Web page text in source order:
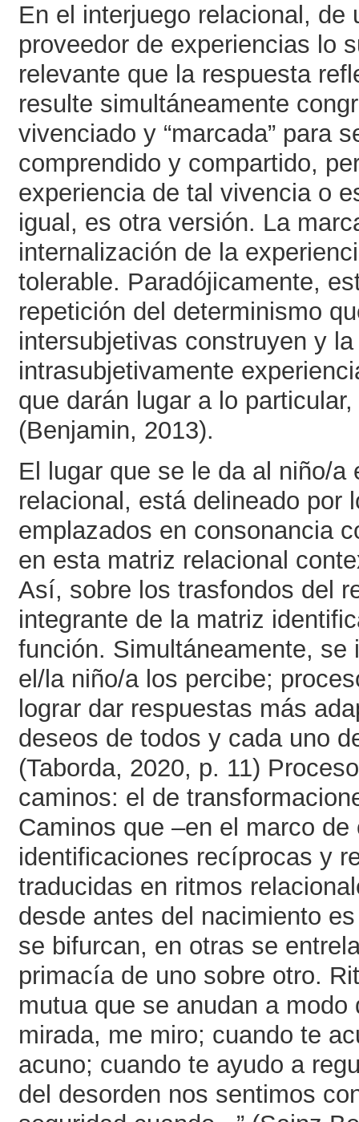
En el interjuego relacional, de
proveedor de experiencias lo
relevante que la respuesta
resulte simultáneamente
vivenciado y “marcada” para
comprendido y compartido,
experiencia de tal vivencia o
igual, es otra versión. La
internalización de la
tolerable. Paradójicamente,
repetición del determinismo
intersubjetivas construyen y
intrasubjetivamente
que darán lugar a lo
(Benjamin, 2013).
El lugar que se le da al niño/a
relacional, está delineado por
emplazados en consonancia
en esta matriz relacional
Así, sobre los trasfondos del
integrante de la matriz
función. Simultáneamente,
el/la niño/a los percibe;
lograr dar respuestas más
deseos de todos y cada uno
(Taborda, 2020, p. 11)
caminos: el de
Caminos que –en el marco
identificaciones recíprocas y
traducidas en ritmos
desde antes del nacimiento
se bifurcan, en otras se
primacía de uno sobre otro.
mutua que se anudan a modo
mirada, me miro; cuando te
acuno; cuando te ayudo a
del desorden nos sentimos